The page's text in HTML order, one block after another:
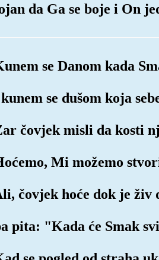
da Ga se boje i On
se Danom kada
se dušom koja
čovjek misli da kosti
Mi možemo
čovjek hoće dok je živ
pita: "Kada će Smak